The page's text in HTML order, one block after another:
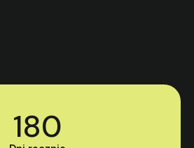
180